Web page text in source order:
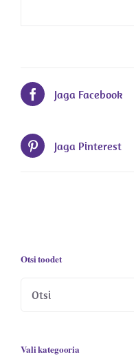
Jaga Facebook
Jaga Pinterest
Otsi toodet
Vali kategooria